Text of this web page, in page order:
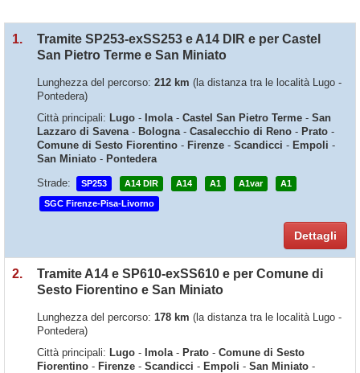
1.
Tramite SP253-exSS253 e A14 DIR e per Castel
San Pietro Terme e San Miniato
Lunghezza del percorso: 212 km (la distanza tra le località Lugo -
Pontedera)
Città principali: Lugo - Imola- Castel San Pietro Terme - San
Lazzaro di Savena- Bologna- Casalecchio di Reno - Prato -
Comune di Sesto Fiorentino - Firenze - Scandicci - Empoli -
San Miniato - Pontedera
Strade:
SP253 A14 DIR A14 A1 A1var A1
SGC Firenze-Pisa-Livorno
Dettagli
2.
Tramite A14 e SP610-exSS610 e per Comune di
Sesto Fiorentino e San Miniato
Lunghezza del percorso: 178 km (la distanza tra le località Lugo -
Pontedera)
Città principali: Lugo - Imola- Prato - Comune di Sesto
Fiorentino - Firenze - Scandicci - Empoli - San Miniato -